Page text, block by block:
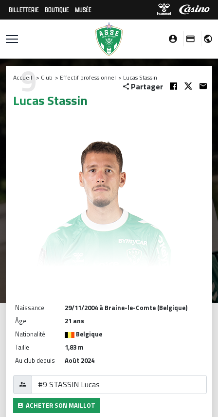
BILLETTERIE BOUTIQUE MUSÉE
Accueil > Club > Effectif professionnel > Lucas Stassin
Partager
Lucas Stassin
9
Naissance
29/11/2004 à Braine-le-Comte (Belgique)
Âge
21 ans
Nationalité
Belgique
Taille
1,83 m
Au club depuis
Août 2024
ACHETER SON MAILLOT